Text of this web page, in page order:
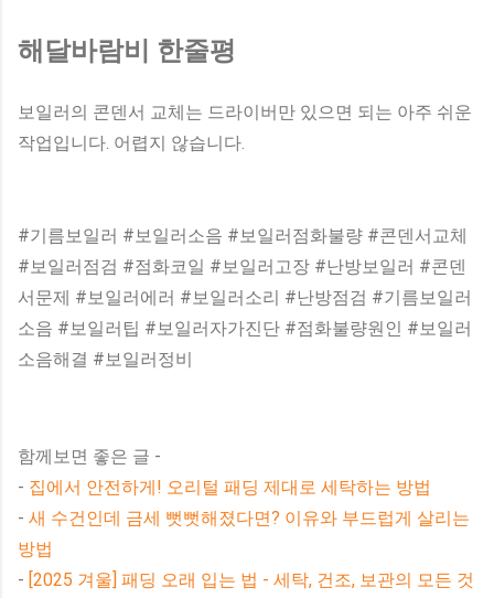
해달바람비 한줄평
보일러의 콘덴서 교체는 드라이버만 있으면 되는 아주 쉬운
작업입니다. 어렵지 않습니다.
#기름보일러 #보일러소음 #보일러점화불량 #콘덴서교체
#보일러점검 #점화코일 #보일러고장 #난방보일러 #콘덴
서문제 #보일러에러 #보일러소리 #난방점검 #기름보일러
소음 #보일러팁 #보일러자가진단 #점화불량원인 #보일러
소음해결 #보일러정비
함께보면 좋은 글 -
- 집에서 안전하게! 오리털 패딩 제대로 세탁하는 방법
- 새 수건인데 금세 뻣뻣해졌다면? 이유와 부드럽게 살리는
방법
- [2025 겨울] 패딩 오래 입는 법 - 세탁, 건조, 보관의 모든 것